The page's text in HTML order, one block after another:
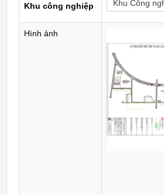
Khu công nghiệp
Hình ảnh